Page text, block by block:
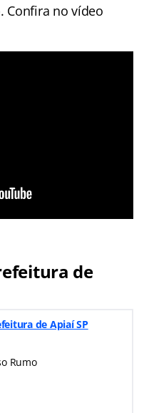
Confira no vídeo
de
de Apiaí SP
Rumo